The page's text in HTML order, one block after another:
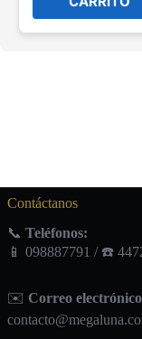
Contáctanos
📞 Teléfonos:
📱 098887791 / ☎️
✉️ Correo